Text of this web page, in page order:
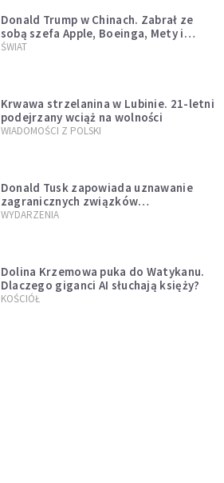
Donald Trump w Chinach. Zabrał ze
sobą szefa Apple, Boeinga, Mety i
Muska
ŚWIAT
Krwawa strzelanina w Lubinie. 21-letni
podejrzany wciąż na wolności
WIADOMOŚCI Z POLSKI
Donald Tusk zapowiada uznawanie
zagranicznych związków
jednopłciowych. "Państwo oblało ten
WYDARZENIA
Dolina Krzemowa puka do Watykanu.
Dlaczego giganci AI słuchają księży?
KOŚCIÓŁ